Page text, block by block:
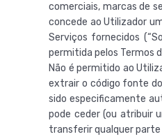
comerciais, marcas de
concede ao Utilizador
Serviços fornecidos
permitida pelos Termos
Não é permitido ao
extrair o código fonte
sido especificamente
pode ceder (ou atribuir
transferir qualquer